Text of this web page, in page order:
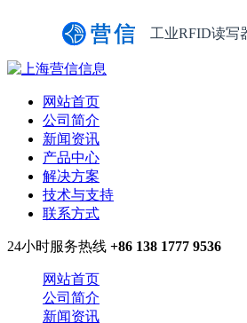
工业RFID读写
网站首页
公司简介
新闻资讯
产品中心
解决方案
技术与支持
联系方式
24小时服务热线 +86 138 1777 9536
网站首页
公司简介
新闻资讯